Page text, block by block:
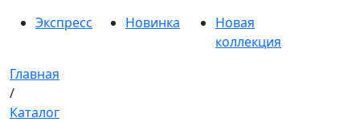
Экспресс
Новинка
Новая
коллекция
Главная
/
Каталог